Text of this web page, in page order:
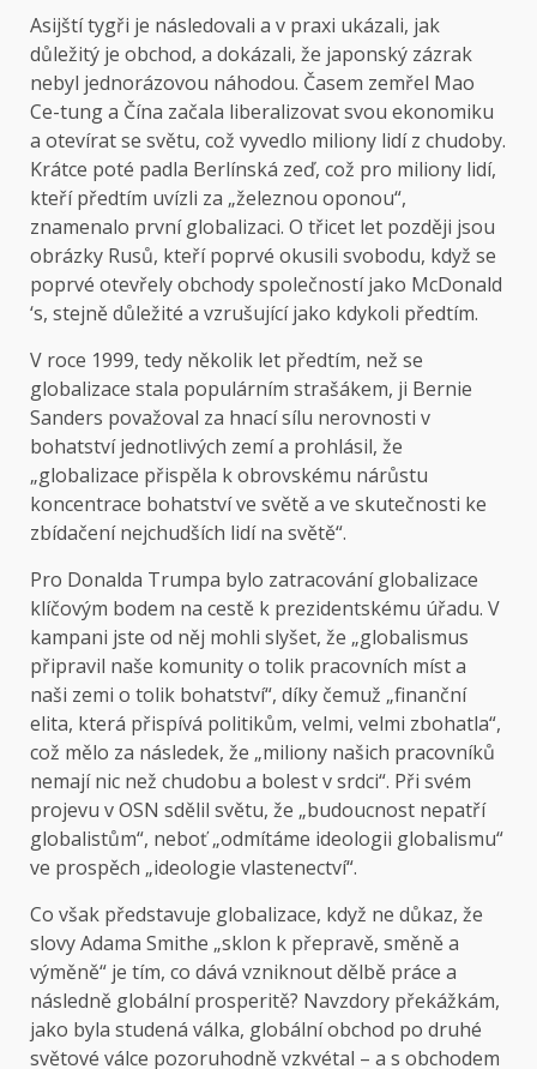
Asijští tygři je následovali a v praxi ukázali, jak
důležitý je obchod, a dokázali, že japonský zázrak
nebyl jednorázovou náhodou. Časem zemřel Mao
Ce-tung a Čína začala liberalizovat svou ekonomiku
a otevírat se světu, což vyvedlo miliony lidí z chudoby.
Krátce poté padla Berlínská zeď, což pro miliony lidí,
kteří předtím uvízli za „železnou oponou“,
znamenalo první globalizaci. O třicet let později jsou
obrázky Rusů, kteří poprvé okusili svobodu, když se
poprvé otevřely obchody společností jako McDonald
‘s, stejně důležité a vzrušující jako kdykoli předtím.
V roce 1999, tedy několik let předtím, než se
globalizace stala populárním strašákem, ji Bernie
Sanders považoval za hnací sílu nerovnosti v
bohatství jednotlivých zemí a prohlásil, že
„globalizace přispěla k obrovskému nárůstu
koncentrace bohatství ve světě a ve skutečnosti ke
zbídačení nejchudších lidí na světě“.
Pro Donalda Trumpa bylo zatracování globalizace
klíčovým bodem na cestě k prezidentskému úřadu. V
kampani jste od něj mohli slyšet, že „globalismus
připravil naše komunity o tolik pracovních míst a
naši zemi o tolik bohatství“, díky čemuž „finanční
elita, která přispívá politikům, velmi, velmi zbohatla“,
což mělo za následek, že „miliony našich pracovníků
nemají nic než chudobu a bolest v srdci“. Při svém
projevu v OSN sdělil světu, že „budoucnost nepatří
globalistům“, neboť „odmítáme ideologii globalismu“
ve prospěch „ideologie vlastenectví“.
Co však představuje globalizace, když ne důkaz, že
slovy Adama Smithe „sklon k přepravě, směně a
výměně“ je tím, co dává vzniknout dělbě práce a
následně globální prosperitě? Navzdory překážkám,
jako byla studená válka, globální obchod po druhé
světové válce pozoruhodně vzkvétal – a s obchodem